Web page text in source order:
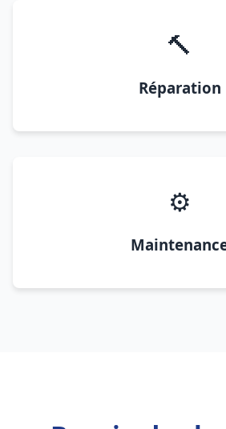
🔨
Réparation
⚙️